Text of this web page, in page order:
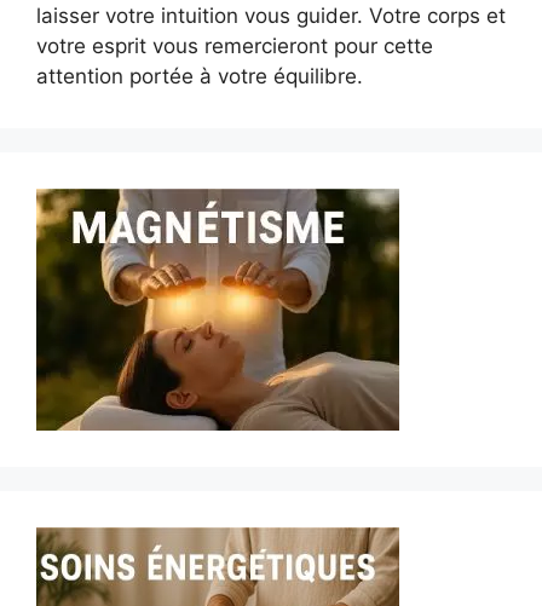
laisser votre intuition vous guider. Votre corps et
votre esprit vous remercieront pour cette
attention portée à votre équilibre.